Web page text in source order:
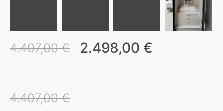
4.407,00 € 2.498,00 €
4.407,00 €